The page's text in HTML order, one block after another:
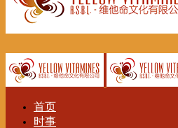
首页
时事